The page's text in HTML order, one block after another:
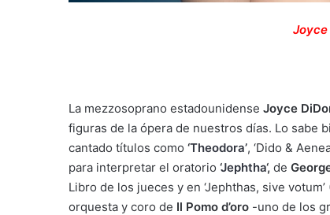
Joyce
La mezzosoprano estadounidense Joyce
figuras de la ópera de nuestros días. Lo sabe
cantado títulos como ‘Theodora’, ‘Dido &
para interpretar el oratorio ‘Jephtha‘, de
Libro de los jueces y en ‘Jephthas, sive
orquesta y coro de Il Pomo d’oro -uno de los